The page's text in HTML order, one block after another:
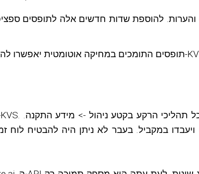
ויעבדו במקביל. בעבר לא ניתן היה להבטיח